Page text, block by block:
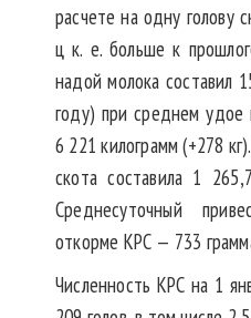
расчете на одну голову
ц к. е. больше к
надой молока составил
году) при среднем
6 221 килограмм (+278
скота составила 1
Среднесуточный
откорме КРС — 733
Численность КРС на 1